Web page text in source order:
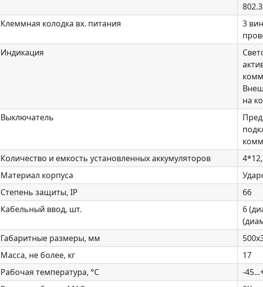
Клеммная колодка вх. питания
3
Индикация
на
Выключатель
Количество и емкость установленных аккумуляторов
Материал корпуса
Степень защиты, IP
66
Кабельный ввод, шт.
6
Габаритные размеры, мм
Масса, не более, кг
17
Рабочая температура, °С
-